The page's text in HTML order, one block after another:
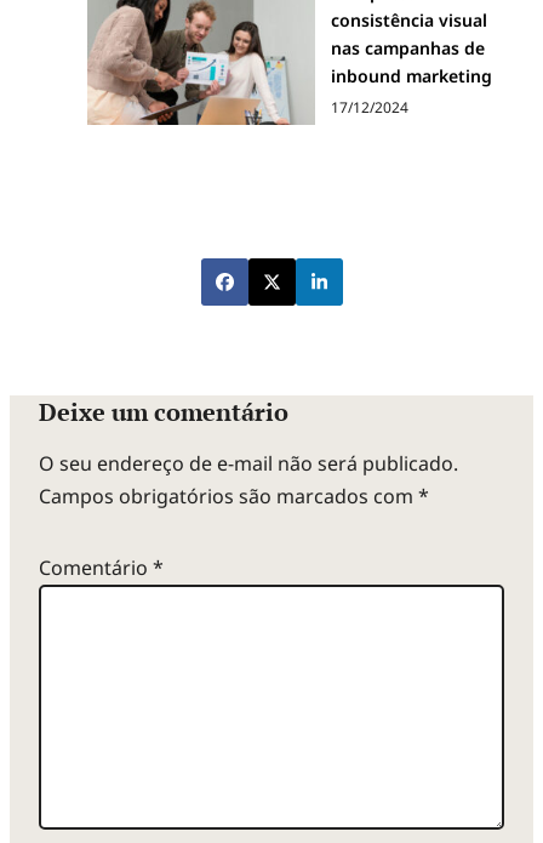
consistência visual
nas campanhas de
inbound marketing
17/12/2024
Deixe um comentário
O seu endereço de e-mail não será publicado.
Campos obrigatórios são marcados com *
Comentário *